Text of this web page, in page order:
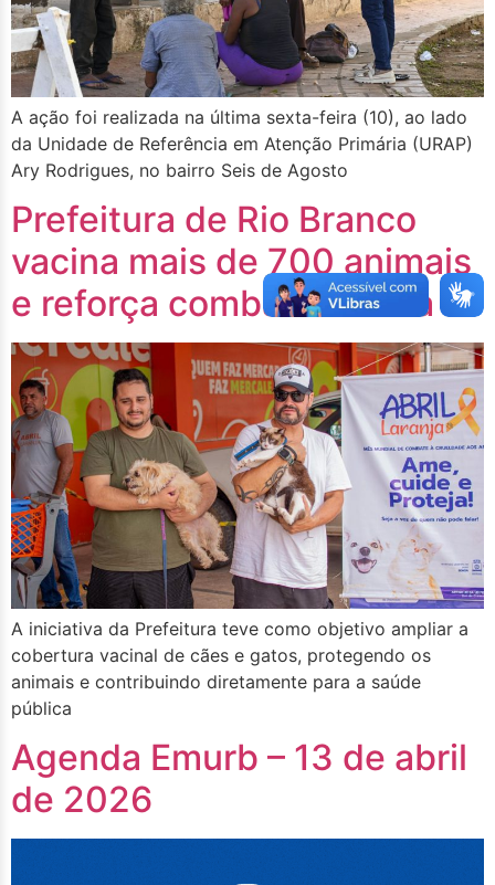
A ação foi realizada na última sexta-feira (10), ao lado
da Unidade de Referência em Atenção Primária (URAP)
Ary Rodrigues, no bairro Seis de Agosto
Prefeitura de Rio Branco
vacina mais de 700 animais
e reforça combate à raiva
A iniciativa da Prefeitura teve como objetivo ampliar a
cobertura vacinal de cães e gatos, protegendo os
animais e contribuindo diretamente para a saúde
pública
Agenda Emurb – 13 de abril
de 2026